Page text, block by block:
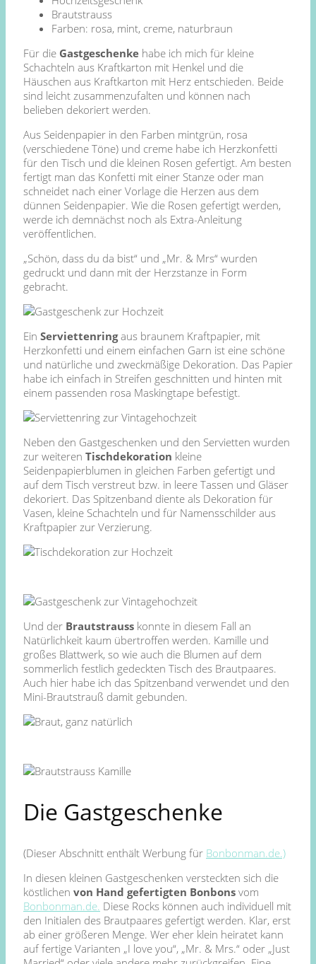
Brautstrauss
Farben: rosa, mint, creme, naturbraun
Für die Gastgeschenke habe ich mich für kleine
Schachteln aus Kraftkarton mit Henkel und die
Häuschen aus Kraftkarton mit Herz entschieden. Beide
sind leicht zusammenzufalten und können nach
belieben dekoriert werden.
Aus Seidenpapier in den Farben mintgrün, rosa
(verschiedene Töne) und creme habe ich Herzkonfetti
für den Tisch und die kleinen Rosen gefertigt. Am besten
fertigt man das Konfetti mit einer Stanze oder man
schneidet nach einer Vorlage die Herzen aus dem
dünnen Seidenpapier. Wie die Rosen gefertigt werden,
werde ich demnächst noch als Extra-Anleitung
veröffentlichen.
„Schön, dass du da bist“ und „Mr. & Mrs“ wurden
gedruckt und dann mit der Herzstanze in Form
gebracht.
Ein Serviettenringaus braunem Kraftpapier, mit
Herzkonfetti und einem einfachen Garn ist eine schöne
und natürliche und zweckmäßige Dekoration. Das Papier
habe ich einfach in Streifen geschnitten und hinten mit
einem passenden rosa Maskingtape befestigt.
Neben den Gastgeschenken und den Servietten wurden
zur weiteren Tischdekoration kleine
Seidenpapierblumen in gleichen Farben gefertigt und
auf dem Tisch verstreut bzw. in leere Tassen und Gläser
dekoriert. Das Spitzenband diente als Dekoration für
Vasen, kleine Schachteln und für Namensschilder aus
Kraftpapier zur Verzierung.
Und der Brautstrauss konnte in diesem Fall an
Natürlichkeit kaum übertroffen werden. Kamille und
großes Blattwerk, so wie auch die Blumen auf dem
sommerlich festlich gedeckten Tisch des Brautpaares.
Auch hier habe ich das Spitzenband verwendet und den
Mini-Brautstrauß damit gebunden.
Die Gastgeschenke
(Dieser Abschnitt enthält Werbung für Bonbonman.de.)
In diesen kleinen Gastgeschenken versteckten sich die
köstlichen von Hand gefertigten Bonbons vom
Bonbonman.de. Diese Rocks können auch individuell mit
den Initialen des Brautpaares gefertigt werden. Klar, erst
ab einer größeren Menge. Wer eher klein heiratet kann
auf fertige Varianten „I love you“, „Mr. & Mrs.“ oder „Just